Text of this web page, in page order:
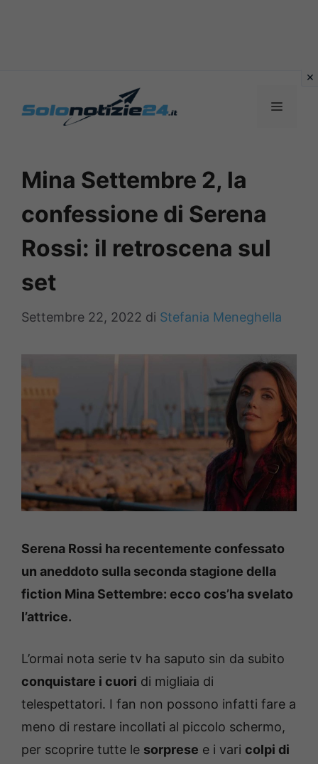
MENU
Mina Settembre 2, la
confessione di Serena
Rossi: il retroscena sul
set
Settembre 22, 2022 di Stefania Meneghella
Serena Rossi ha recentemente confessato
un aneddoto sulla seconda stagione della
fiction Mina Settembre: ecco cos’ha svelato
l’attrice.
L’ormai nota serie tv ha saputo sin da subito
conquistare i cuori di migliaia di
telespettatori. I fan non possono infatti fare a
meno di restare incollati al piccolo schermo,
per scoprire tutte le sorprese e i vari colpi di